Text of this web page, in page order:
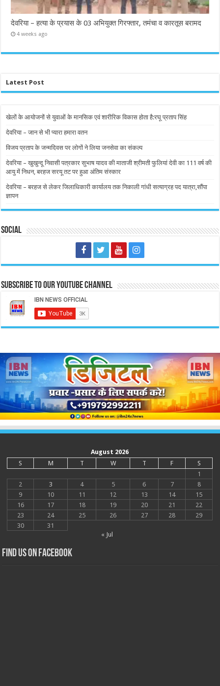
देवरिया – हत्या के प्रयास के 03 अभियुक्त गिरफ्तार, तमंचा व कारतूस बरामद
4 weeks ago
Latest Post
खेलों के आयोजनों से युवाओं के मानसिक एवं शारीरिक विकास होता है:रघू प्रताप सिंह
देवरिया – जान से भी प्यारा हमारा वतन
विजय प्रताप के जन्मदिवस पर लोगों ने लिया जनसेवा का संकल्प
देवरिया – खुखुन्दू निवासी पत्रकार सुभाष यादव की माताजी श्रीमती फुलियां देवी का 111 वर्ष की
आयु में निधन, बरहज सरयू तट पर हुआ अंतिम संस्कार
देवरिया – बरहज से लेकर जिलाधिकारी कार्यालय तक निकाली गांधी सत्याग्रह पद यात्रा,सौंपा
ज्ञापन
Social
Subscribe to our Youtube Channel
August 2026
S
M T W T F
S
1
2
3 4 5 6 7
8
9
10 11 12 13 14
15
16
17 18 19 20 21
22
23
24 25 26 27 28
29
30
31
« Jul
Find us on Facebook